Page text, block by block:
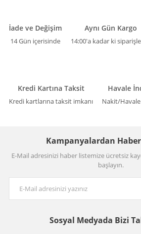
İade ve Değişim
14 Gün içerisinde
Aynı Gün Kargo
14:00'a kadar ki
Kredi Kartına Taksit
Kredi kartlarına taksit imkanı
Havale
Nakit/
Kampanyalardan
E-Mail adresinizi haber listemize ücretsiz
başlayın.
Sosyal Medyada Bizi